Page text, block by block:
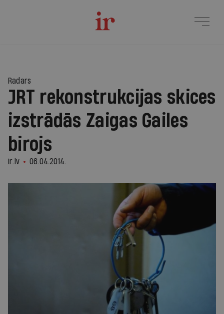
Radars
JRT rekonstrukcijas skices
izstrādās Zaigas Gailes
birojs
ir.lv 06.04.2014.